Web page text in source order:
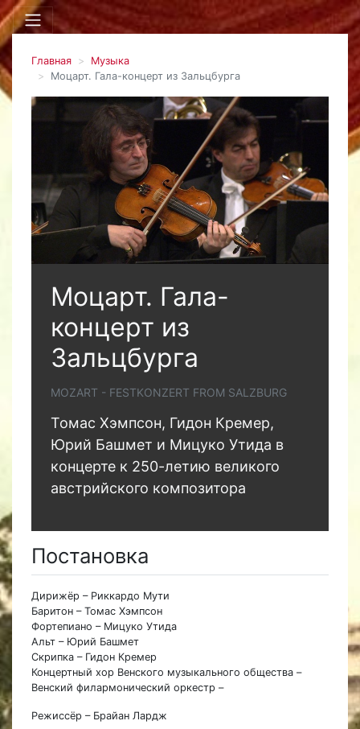
Главная
Музыка
Моцарт. Гала-концерт из Зальцбурга
Моцарт. Гала-
концерт из
Зальцбурга
MOZART - FESTKONZERT FROM SALZBURG
Томас Хэмпсон, Гидон Кремер,
Юрий Башмет и Мицуко Утида в
концерте к 250-летию великого
австрийского композитора
Постановка
Дирижёр – Риккардо Мути
Баритон – Томас Хэмпсон
Фортепиано – Мицуко Утида
Альт – Юрий Башмет
Скрипка – Гидон Кремер
Концертный хор Венского музыкального общества –
Венский филармонический оркестр –
Режиссёр – Брайан Лардж